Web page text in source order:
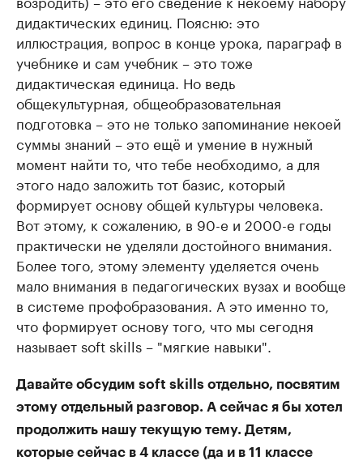
дидактических единиц. Поясню: это
иллюстрация, вопрос в конце урока, параграф в
учебнике и сам учебник – это тоже
дидактическая единица. Но ведь
общекультурная, общеобразовательная
подготовка – это не только запоминание некоей
суммы знаний – это ещё и умение в нужный
момент найти то, что тебе необходимо, а для
этого надо заложить тот базис, который
формирует основу общей культуры человека.
Вот этому, к сожалению, в 90-е и 2000-е годы
практически не уделяли достойного внимания.
Более того, этому элементу уделяется очень
мало внимания в педагогических вузах и вообще
в системе профобразования. А это именно то,
что формирует основу того, что мы сегодня
называет soft skills – "мягкие навыки".
Давайте обсудим soft skills отдельно, посвятим
этому отдельный разговор. А сейчас я бы хотел
продолжить нашу текущую тему. Детям,
которые сейчас в 4 классе (да и в 11 классе